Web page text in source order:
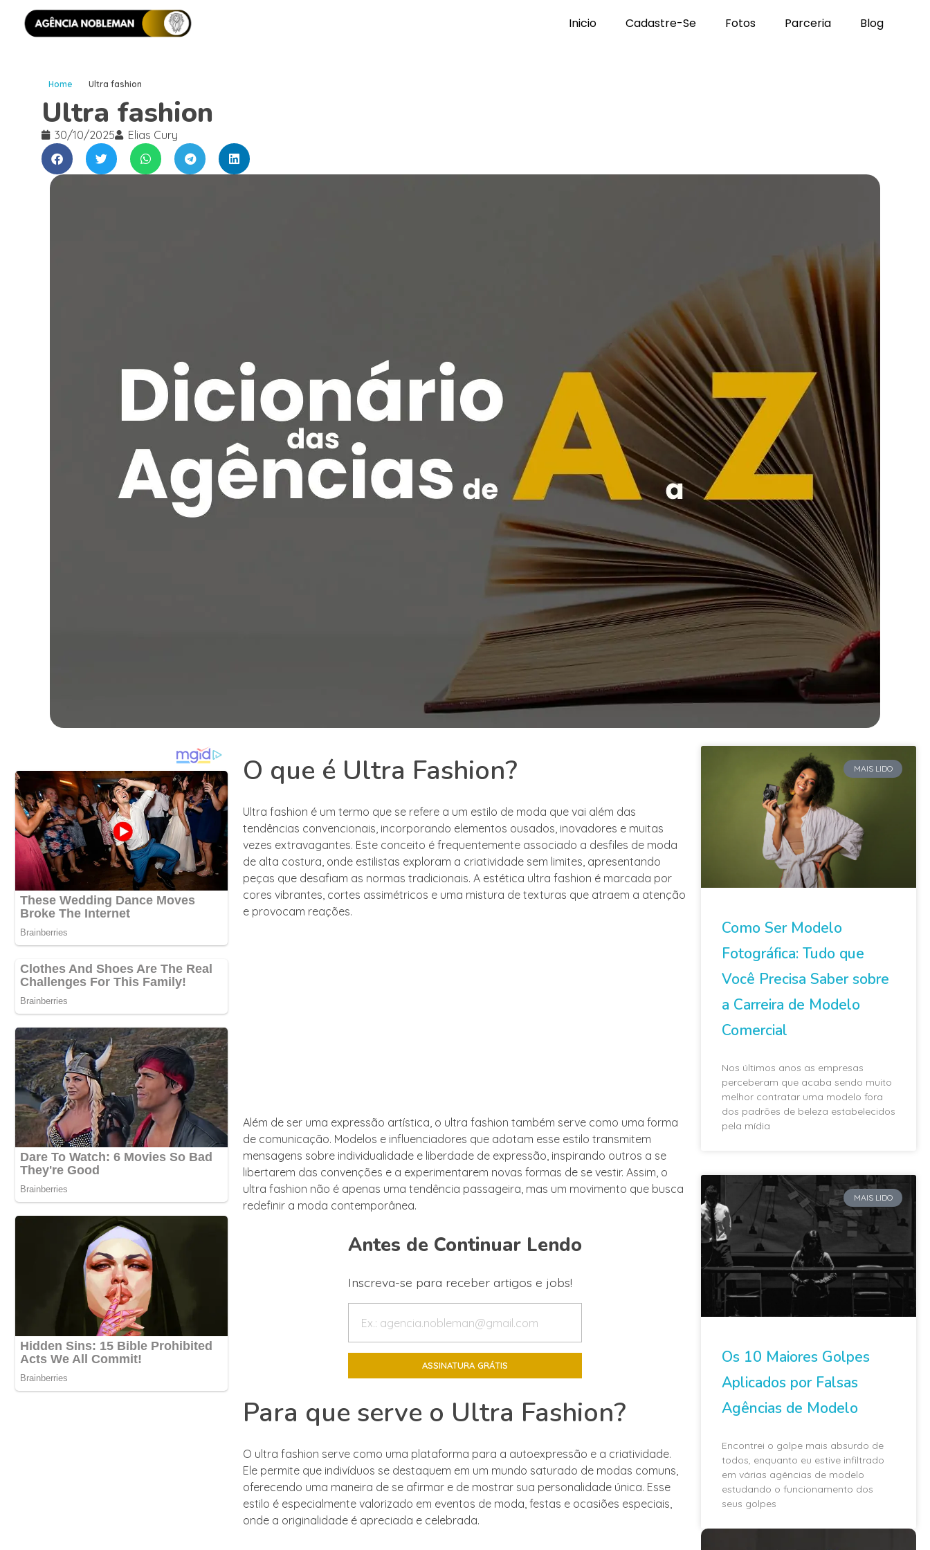
Inicio Cadastre-Se Fotos Parceria Blog
Home Ultra fashion
Ultra fashion
30/10/2025 Elias Cury
O que é Ultra Fashion?
Ultra fashion é um termo que se refere a um estilo de moda que vai além das
tendências convencionais, incorporando elementos ousados, inovadores e muitas
vezes extravagantes. Este conceito é frequentemente associado a desfiles de moda
de alta costura, onde estilistas exploram a criatividade sem limites, apresentando
peças que desafiam as normas tradicionais. A estética ultra fashion é marcada por
cores vibrantes, cortes assimétricos e uma mistura de texturas que atraem a atenção
e provocam reações.
Além de ser uma expressão artística, o ultra fashion também serve como uma forma
de comunicação. Modelos e influenciadores que adotam esse estilo transmitem
mensagens sobre individualidade e liberdade de expressão, inspirando outros a se
libertarem das convenções e a experimentarem novas formas de se vestir. Assim, o
ultra fashion não é apenas uma tendência passageira, mas um movimento que busca
redefinir a moda contemporânea.
Antes de Continuar Lendo
Inscreva-se para receber artigos e jobs!
Para que serve o Ultra Fashion?
O ultra fashion serve como uma plataforma para a autoexpressão e a criatividade.
Ele permite que indivíduos se destaquem em um mundo saturado de modas comuns,
oferecendo uma maneira de se afirmar e de mostrar sua personalidade única. Esse
estilo é especialmente valorizado em eventos de moda, festas e ocasiões especiais,
onde a originalidade é apreciada e celebrada.
MAIS LIDO
Como Ser Modelo
Fotográfica: Tudo que
Você Precisa Saber sobre
a Carreira de Modelo
Comercial
Nos últimos anos as empresas
perceberam que acaba sendo muito
melhor contratar uma modelo fora
dos padrões de beleza estabelecidos
pela mídia
MAIS LIDO
Os 10 Maiores Golpes
Aplicados por Falsas
Agências de Modelo
Encontrei o golpe mais absurdo de
todos, enquanto eu estive infiltrado
em várias agências de modelo
estudando o funcionamento dos
seus golpes